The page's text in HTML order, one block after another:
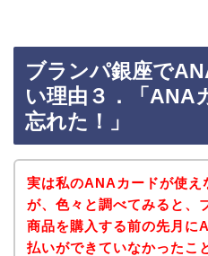
ブランパ銀座で
い理由３．「ANA
忘れた！」
実は私のANAカードが使え
が、色々と調べてみると、
商品を購入する前の先月に
払いができていなかったこ